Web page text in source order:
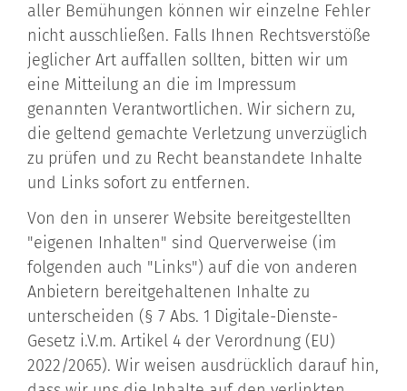
aller Bemühungen können wir einzelne Fehler
nicht ausschließen. Falls Ihnen Rechtsverstöße
jeglicher Art auffallen sollten, bitten wir um
eine Mitteilung an die im Impressum
genannten Verantwortlichen. Wir sichern zu,
die geltend gemachte Verletzung unverzüglich
zu prüfen und zu Recht beanstandete Inhalte
und Links sofort zu entfernen.
Von den in unserer Website bereitgestellten
"eigenen Inhalten" sind Querverweise (im
folgenden auch "Links") auf die von anderen
Anbietern bereitgehaltenen Inhalte zu
unterscheiden (§ 7 Abs. 1 Digitale-Dienste-
Gesetz i.V.m. Artikel 4 der Verordnung (EU)
2022/2065). Wir weisen ausdrücklich darauf hin,